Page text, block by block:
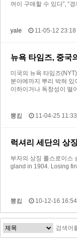
꺼이 구매할 수 있다”, “
yale 11-05-12 23:18
뉴욕 타임즈, 중국
미국의 뉴욕 타임즈
분야에까지 뿌리 박혀
이하이거나 독창성이 떨
뽕킴 11-04-25 11:33
럭셔리 세단의 상
부자의 상징 롤스로이스
gland in 1904. Losing
뽕킴 10-12-16 16:54